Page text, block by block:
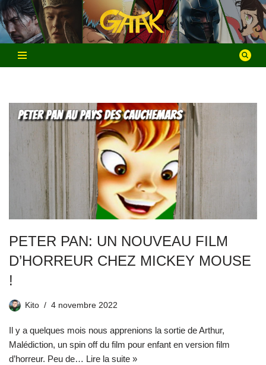
Aller
au
contenu
PETER PAN: UN NOUVEAU FILM
D’HORREUR CHEZ MICKEY MOUSE
!
Kito 4 novembre 2022
Il y a quelques mois nous apprenions la sortie de Arthur,
Malédiction, un spin off du film pour enfant en version film
d’horreur. Peu de… Lire la suite »